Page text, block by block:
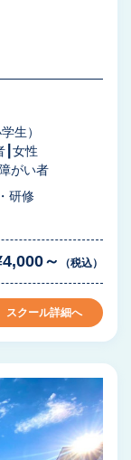
生）
女性
障がい者
研修
～ （税込）
スクール詳細へ